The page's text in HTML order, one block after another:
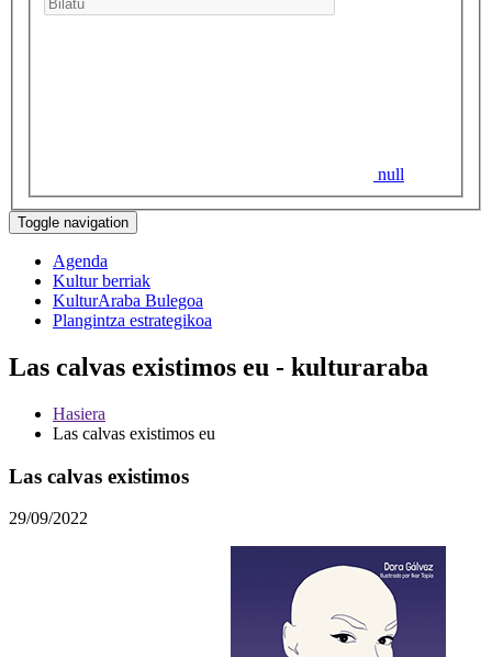
null
Toggle navigation
Agenda
Kultur berriak
KulturAraba Bulegoa
Plangintza estrategikoa
Las calvas existimos eu - kulturaraba
Hasiera
Las calvas existimos eu
Las calvas existimos
29/09/2022